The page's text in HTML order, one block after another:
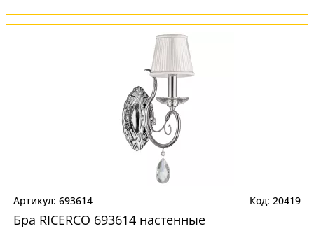
693614 20419
Бра RICERCO 693614 настенные